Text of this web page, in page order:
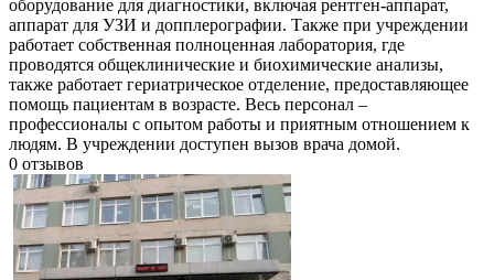
оборудование для диагностики, включая рентген-аппарат,
аппарат для УЗИ и допплерографии. Также при учреждении
работает собственная полноценная лаборатория, где
проводятся общеклинические и биохимические анализы,
также работает гериатрическое отделение, предоставляющее
помощь пациентам в возрасте. Весь персонал –
профессионалы с опытом работы и приятным отношением к
людям. В учреждении доступен вызов врача домой.
0 отзывов